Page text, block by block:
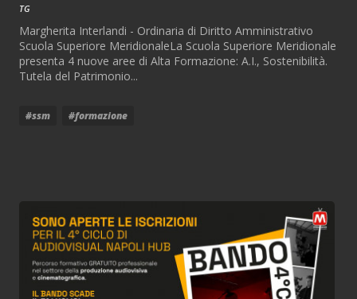
TG
Margherita Interlandi - Ordinaria di Diritto Amministrativo
Scuola Superiore MeridionaleLa Scuola Superiore Meridionale
presenta 4 nuove aree di Alta Formazione: A.I., Sostenibilità.
Tutela del Patrimonio...
#ssm #formazione